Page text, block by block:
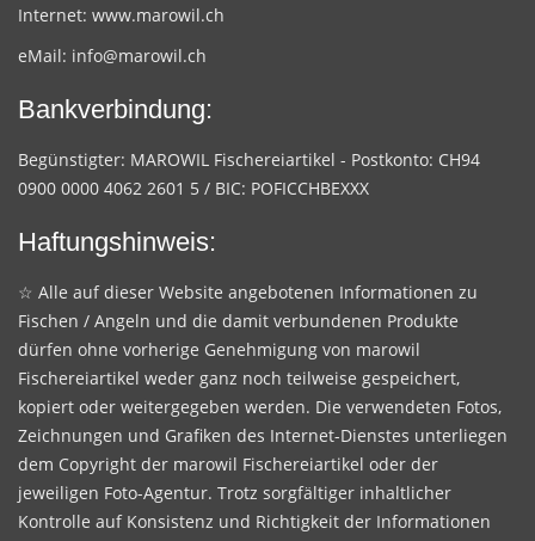
Internet: www.marowil.ch
eMail: info@marowil.ch
Bankverbindung:
Begünstigter: MAROWIL Fischereiartikel - Postkonto: CH94
0900 0000 4062 2601 5 / BIC: POFICCHBEXXX
Haftungshinweis:
☆ Alle auf dieser Website angebotenen Informationen zu
Fischen / Angeln und die damit verbundenen Produkte
dürfen ohne vorherige Genehmigung von marowil
Fischereiartikel weder ganz noch teilweise gespeichert,
kopiert oder weitergegeben werden. Die verwendeten Fotos,
Zeichnungen und Grafiken des Internet-Dienstes unterliegen
dem Copyright der marowil Fischereiartikel oder der
jeweiligen Foto-Agentur. Trotz sorgfältiger inhaltlicher
Kontrolle auf Konsistenz und Richtigkeit der Informationen